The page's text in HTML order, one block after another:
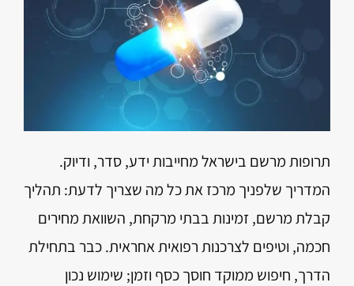
תרופות מרשם בישראל מחייבות ידע, סדר, ודיוק.
המדריך שלפניך מרכז את כל מה שצריך לדעת: תהליך
קבלת מרשם, זמינות בבתי מרקחת, השוואת מחירים
חכמה, וטיפים לצרכנות רפואית אחראית. כבר בתחילת
הדרך, חיפוש ממוקד חוסך כסף וזמן; שימוש נכון